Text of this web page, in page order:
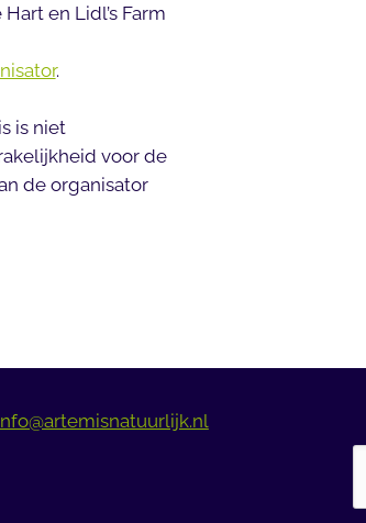
en Lidl’s Farm
.
is niet
voor de
de organisator